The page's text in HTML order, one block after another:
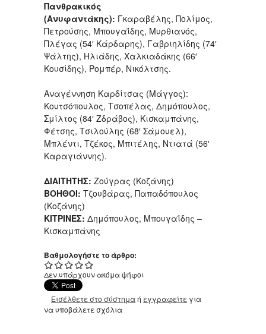
Πανθρακικός
(Ανυφαντάκης): Γκαραβέλης, Πολίμος,
Πετρούσης, Μπουγαΐδης, Μυρθιανός,
Πλέγας (54′ Κάρδαρης), Γαβριηλίδης (74′
Ψάλτης), Ηλιάδης, Χαλκιαδάκης (66′
Κουσίδης), Ρομπέρ, Νικόλτσης.
Αναγέννηση Καρδίτσας (Μάγγος):
Κουτσόπουλος, Τσοπέλας, Δημόπουλος,
Σμίλτος (84′ Ζδράβος), Κισκαμπάνης,
Φέτσης, Τσιλούλης (68′ Σάμουελ),
Μπλέντι, Τζέκος, Μπιτέλης, Ντιατά (56′
Καραγιάννης).
ΔΙΑΙΤΗΤΗΣ: Ζούγρας (Κοζάνης)
ΒΟΗΘΟΙ: Τζουβάρας, Παπαδόπουλος
(Κοζάνης)
ΚΙΤΡΙΝΕΣ: Δημόπουλος, Μπουγαΐδης –
Κισκαμπάνης
Βαθμολογήστε το άρθρο:
Δεν υπάρχουν ακόμα ψήφοι
Εισέλθετε στο σύστημαή εγγραφείτε για
να υποβάλετε σχόλια